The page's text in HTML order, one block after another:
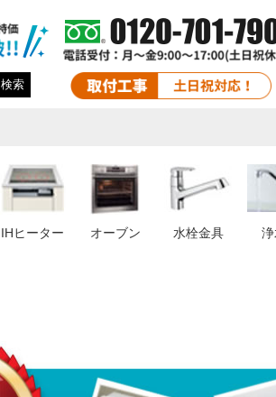
検索
IHヒーター オーブン 水栓金具